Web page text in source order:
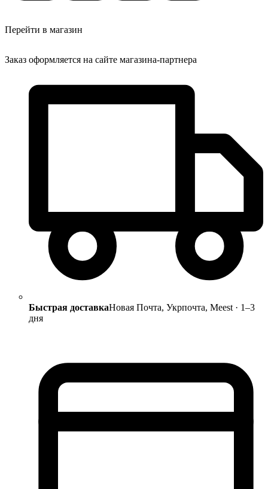
Перейти в магазин
Заказ оформляется на сайте магазина-партнера
Быстрая доставкаНовая Почта, Укрпочта, Meest · 1–3
дня